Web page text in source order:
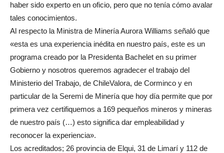
haber sido experto en un oficio, pero que no tenía cómo avalar
tales conocimientos.
Al respecto la Ministra de Minería Aurora Williams señaló que
«esta es una experiencia inédita en nuestro país, este es un
programa creado por la Presidenta Bachelet en su primer
Gobierno y nosotros queremos agradecer el trabajo del
Ministerio del Trabajo, de ChileValora, de Corminco y en
particular de la Seremi de Minería que hoy día permite que por
primera vez certifiquemos a 169 pequeños mineros y mineras
de nuestro país (…) esto significa dar empleabilidad y
reconocer la experiencia».
Los acreditados; 26 provincia de Elqui, 31 de Limarí y 112 de